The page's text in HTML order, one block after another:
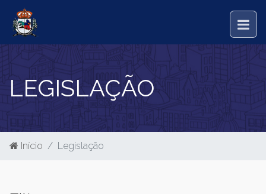
LEGISLAÇÃO
Início Legislação